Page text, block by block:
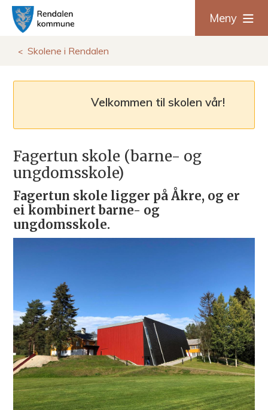
R
e
a
l
e
n
k
m
m
u
n
e
Meny
Du
er
Skolene i Rendalen
Velkommen til skolen vår!
Fagertun skole (barne- og
ungdomsskole)
Fagertun skole ligger på Åkre, og er
ei kombinert barne- og
ungdomsskole.